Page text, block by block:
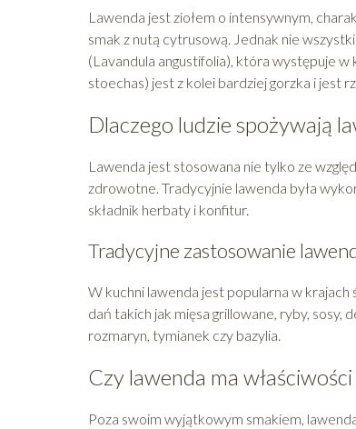
Lawenda jest ziołem o intensywnym,
smak z nutą cytrusową. Jednak nie
(Lavandula angustifolia), która występuje
stoechas) jest z kolei bardziej gorzka i jest
Dlaczego ludzie spożywają
Lawenda jest stosowana nie tylko ze
zdrowotne. Tradycyjnie lawenda była
składnik herbaty i konfitur.
Tradycyjne zastosowanie
W kuchni lawenda jest popularna w
dań takich jak mięsa grillowane, ryby, sosy,
rozmaryn, tymianek czy bazylia.
Czy lawenda ma
Poza swoim wyjątkowym smakiem,